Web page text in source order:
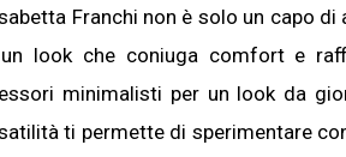
Franchi non è solo un capo
look che coniuga comfort e
minimalisti per un look da
ti permette di sperimentare